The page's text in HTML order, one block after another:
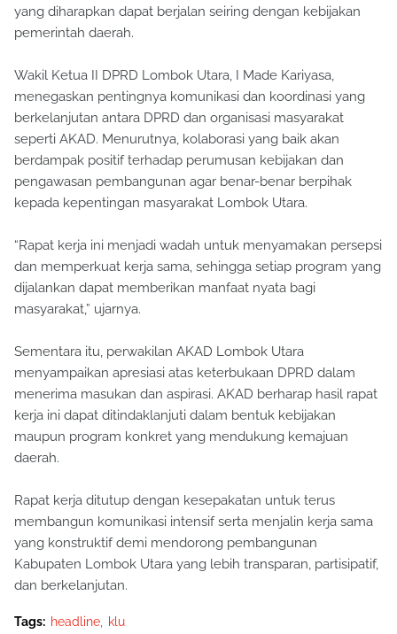
yang diharapkan dapat berjalan seiring dengan kebijakan
pemerintah daerah.
Wakil Ketua II DPRD Lombok Utara, I Made Kariyasa,
menegaskan pentingnya komunikasi dan koordinasi yang
berkelanjutan antara DPRD dan organisasi masyarakat
seperti AKAD. Menurutnya, kolaborasi yang baik akan
berdampak positif terhadap perumusan kebijakan dan
pengawasan pembangunan agar benar-benar berpihak
kepada kepentingan masyarakat Lombok Utara.
“Rapat kerja ini menjadi wadah untuk menyamakan persepsi
dan memperkuat kerja sama, sehingga setiap program yang
dijalankan dapat memberikan manfaat nyata bagi
masyarakat,” ujarnya.
Sementara itu, perwakilan AKAD Lombok Utara
menyampaikan apresiasi atas keterbukaan DPRD dalam
menerima masukan dan aspirasi. AKAD berharap hasil rapat
kerja ini dapat ditindaklanjuti dalam bentuk kebijakan
maupun program konkret yang mendukung kemajuan
daerah.
Rapat kerja ditutup dengan kesepakatan untuk terus
membangun komunikasi intensif serta menjalin kerja sama
yang konstruktif demi mendorong pembangunan
Kabupaten Lombok Utara yang lebih transparan, partisipatif,
dan berkelanjutan.
Tags: headline klu